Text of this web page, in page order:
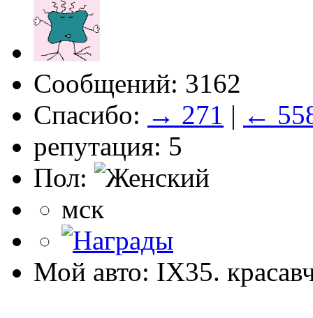
Сообщений: 3162
Спасибо: → 271 | ←
репутация: 5
Пол:
мск
Мой авто: IX35.